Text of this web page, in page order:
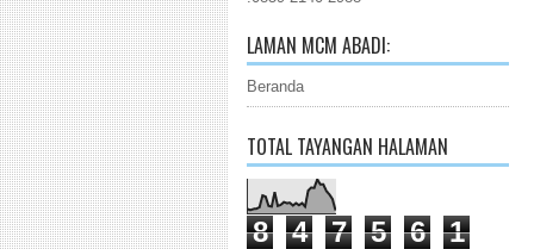
LAMAN MCM ABADI:
Beranda
TOTAL TAYANGAN HALAMAN
8 4 7 5 6 1